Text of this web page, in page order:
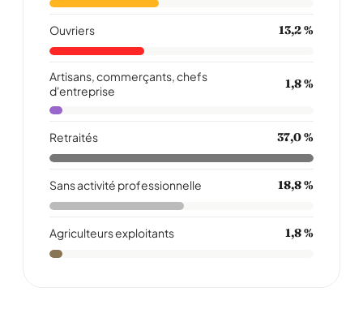
Ouvriers 13,2 %
Artisans, commerçants, chefs
d'entreprise
1,8 %
Retraités 37,0 %
Sans activité professionnelle 18,8 %
Agriculteurs exploitants 1,8 %